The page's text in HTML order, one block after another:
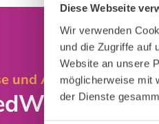
Diese Webseite
Wir verwenden
und die Zugriffe auf
Website an unsere
möglicherweise mit
der Dienste
und Angebote
Kurs: